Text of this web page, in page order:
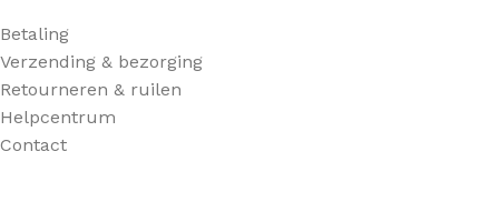
Betaling
Verzending & bezorging
Retourneren & ruilen
Helpcentrum
Contact